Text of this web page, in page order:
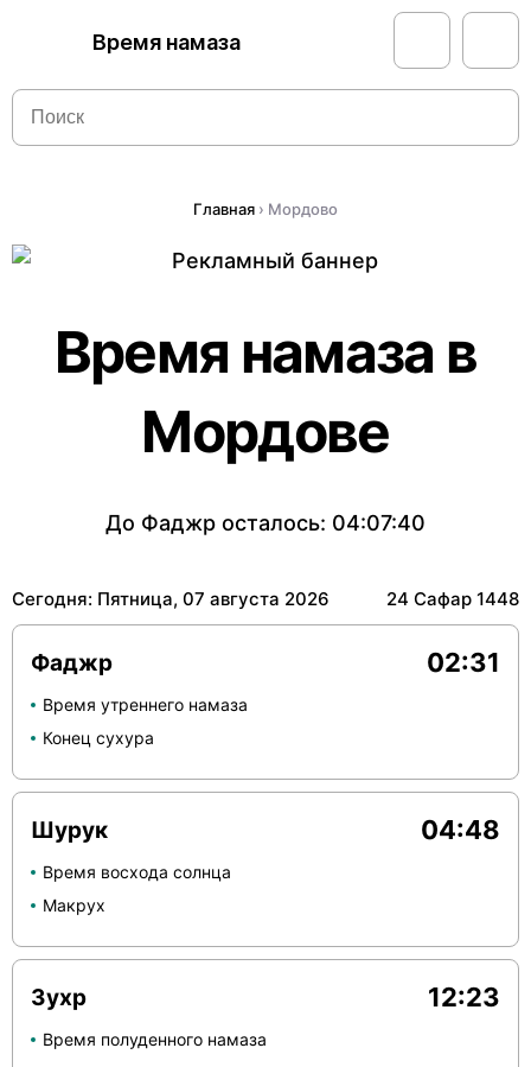
Время намаза
Главная › Мордово
Время намаза в
Мордове
До Фаджр осталось: 04:07:40
Сегодня: Пятница, 07 августа 2026 24 Сафар 1448
Фаджр 02:31
Время утреннего намаза
Конец сухура
Шурук 04:48
Время восхода солнца
Макрух
Зухр 12:23
Время полуденного намаза